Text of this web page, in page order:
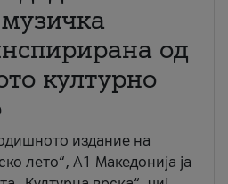
од
културно
издание на
лето“, А1 Македонија ја